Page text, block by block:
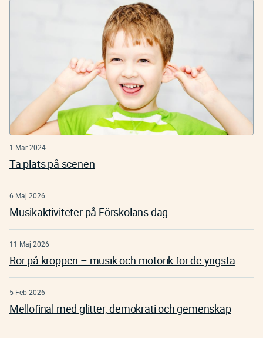
1 Mar 2024
Ta plats på scenen
6 Maj 2026
Musikaktiviteter på Förskolans dag
11 Maj 2026
Rör på kroppen – musik och motorik för de yngsta
5 Feb 2026
Mellofinal med glitter, demokrati och gemenskap